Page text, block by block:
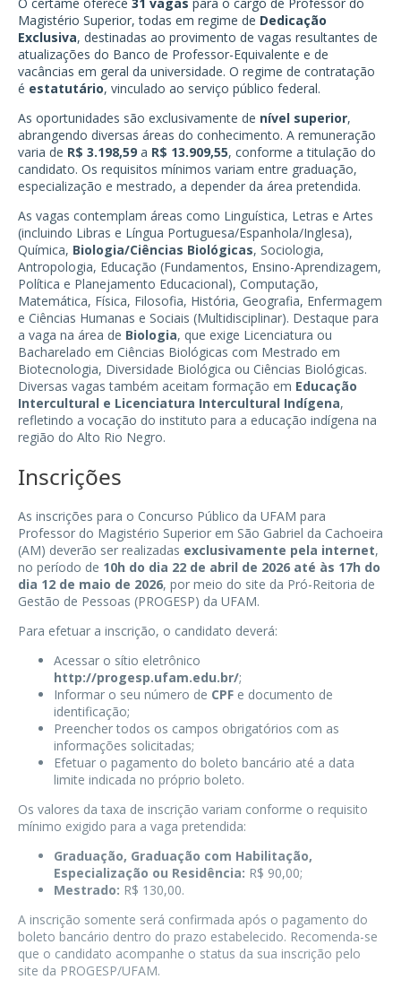
Magistério Superior, todas em regime de Dedicação
Exclusiva, destinadas ao provimento de vagas resultantes de
atualizações do Banco de Professor-Equivalente e de
vacâncias em geral da universidade. O regime de contratação
é estatutário, vinculado ao serviço público federal.
As oportunidades são exclusivamente de nível superior,
abrangendo diversas áreas do conhecimento. A remuneração
varia de R$ 3.198,59 a R$ 13.909,55, conforme a titulação do
candidato. Os requisitos mínimos variam entre graduação,
especialização e mestrado, a depender da área pretendida.
As vagas contemplam áreas como Linguística, Letras e Artes
(incluindo Libras e Língua Portuguesa/Espanhola/Inglesa),
Química, Biologia/Ciências Biológicas, Sociologia,
Antropologia, Educação (Fundamentos, Ensino-Aprendizagem,
Política e Planejamento Educacional), Computação,
Matemática, Física, Filosofia, História, Geografia, Enfermagem
e Ciências Humanas e Sociais (Multidisciplinar). Destaque para
a vaga na área de Biologia, que exige Licenciatura ou
Bacharelado em Ciências Biológicas com Mestrado em
Biotecnologia, Diversidade Biológica ou Ciências Biológicas.
Diversas vagas também aceitam formação em Educação
Intercultural e Licenciatura Intercultural Indígena,
refletindo a vocação do instituto para a educação indígena na
região do Alto Rio Negro.
Inscrições
As inscrições para o Concurso Público da UFAM para
Professor do Magistério Superior em São Gabriel da Cachoeira
(AM) deverão ser realizadas exclusivamente pela internet,
no período de 10h do dia 22 de abril de 2026 até às 17h do
dia 12 de maio de 2026, por meio do site da Pró-Reitoria de
Gestão de Pessoas (PROGESP) da UFAM.
Para efetuar a inscrição, o candidato deverá:
Acessar o sítio eletrônico
http://progesp.ufam.edu.br/;
Informar o seu número de CPF e documento de
identificação;
Preencher todos os campos obrigatórios com as
informações solicitadas;
Efetuar o pagamento do boleto bancário até a data
limite indicada no próprio boleto.
Os valores da taxa de inscrição variam conforme o requisito
mínimo exigido para a vaga pretendida:
Graduação, Graduação com Habilitação,
Especialização ou Residência: R$ 90,00;
Mestrado: R$ 130,00.
A inscrição somente será confirmada após o pagamento do
boleto bancário dentro do prazo estabelecido. Recomenda-se
que o candidato acompanhe o status da sua inscrição pelo
site da PROGESP/UFAM.